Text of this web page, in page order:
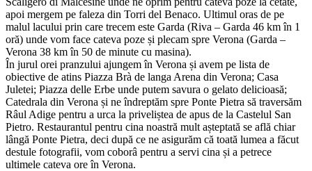
apoi mergem pe faleza din Torri del Benaco. Ultimul oras de pe
malul lacului prin care trecem este Garda (Riva – Garda 46 km în 1
oră) unde vom face cateva poze și plecam spre Verona (Garda –
Verona 38 km în 50 de minute cu masina).
În jurul orei pranzului ajungem în Verona și avem pe lista de
obiective de atins Piazza Brà de langa Arena din Verona; Casa
Juletei; Piazza delle Erbe unde putem savura o gelato delicioasă;
Catedrala din Verona și ne îndreptăm spre Ponte Pietra să traversăm
Râul Adige pentru a urca la priveliștea de apus de la Castelul San
Pietro. Restaurantul pentru cina noastră mult așteptată se află chiar
lângă Ponte Pietra, deci după ce ne asigurăm că toată lumea a făcut
destule fotografii, vom coborâ pentru a servi cina și a petrece
ultimele cateva ore în Verona.